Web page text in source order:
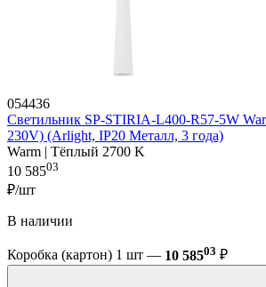
054436
Светильник SP-STIRIA-L400-R57-5W
230V) (Arlight, IP20 Металл, 3 года)
Warm | Тёплый 2700 K
10 58503
₽/шт
В наличии
Коробка (картон) 1 шт — 10 58503 ₽